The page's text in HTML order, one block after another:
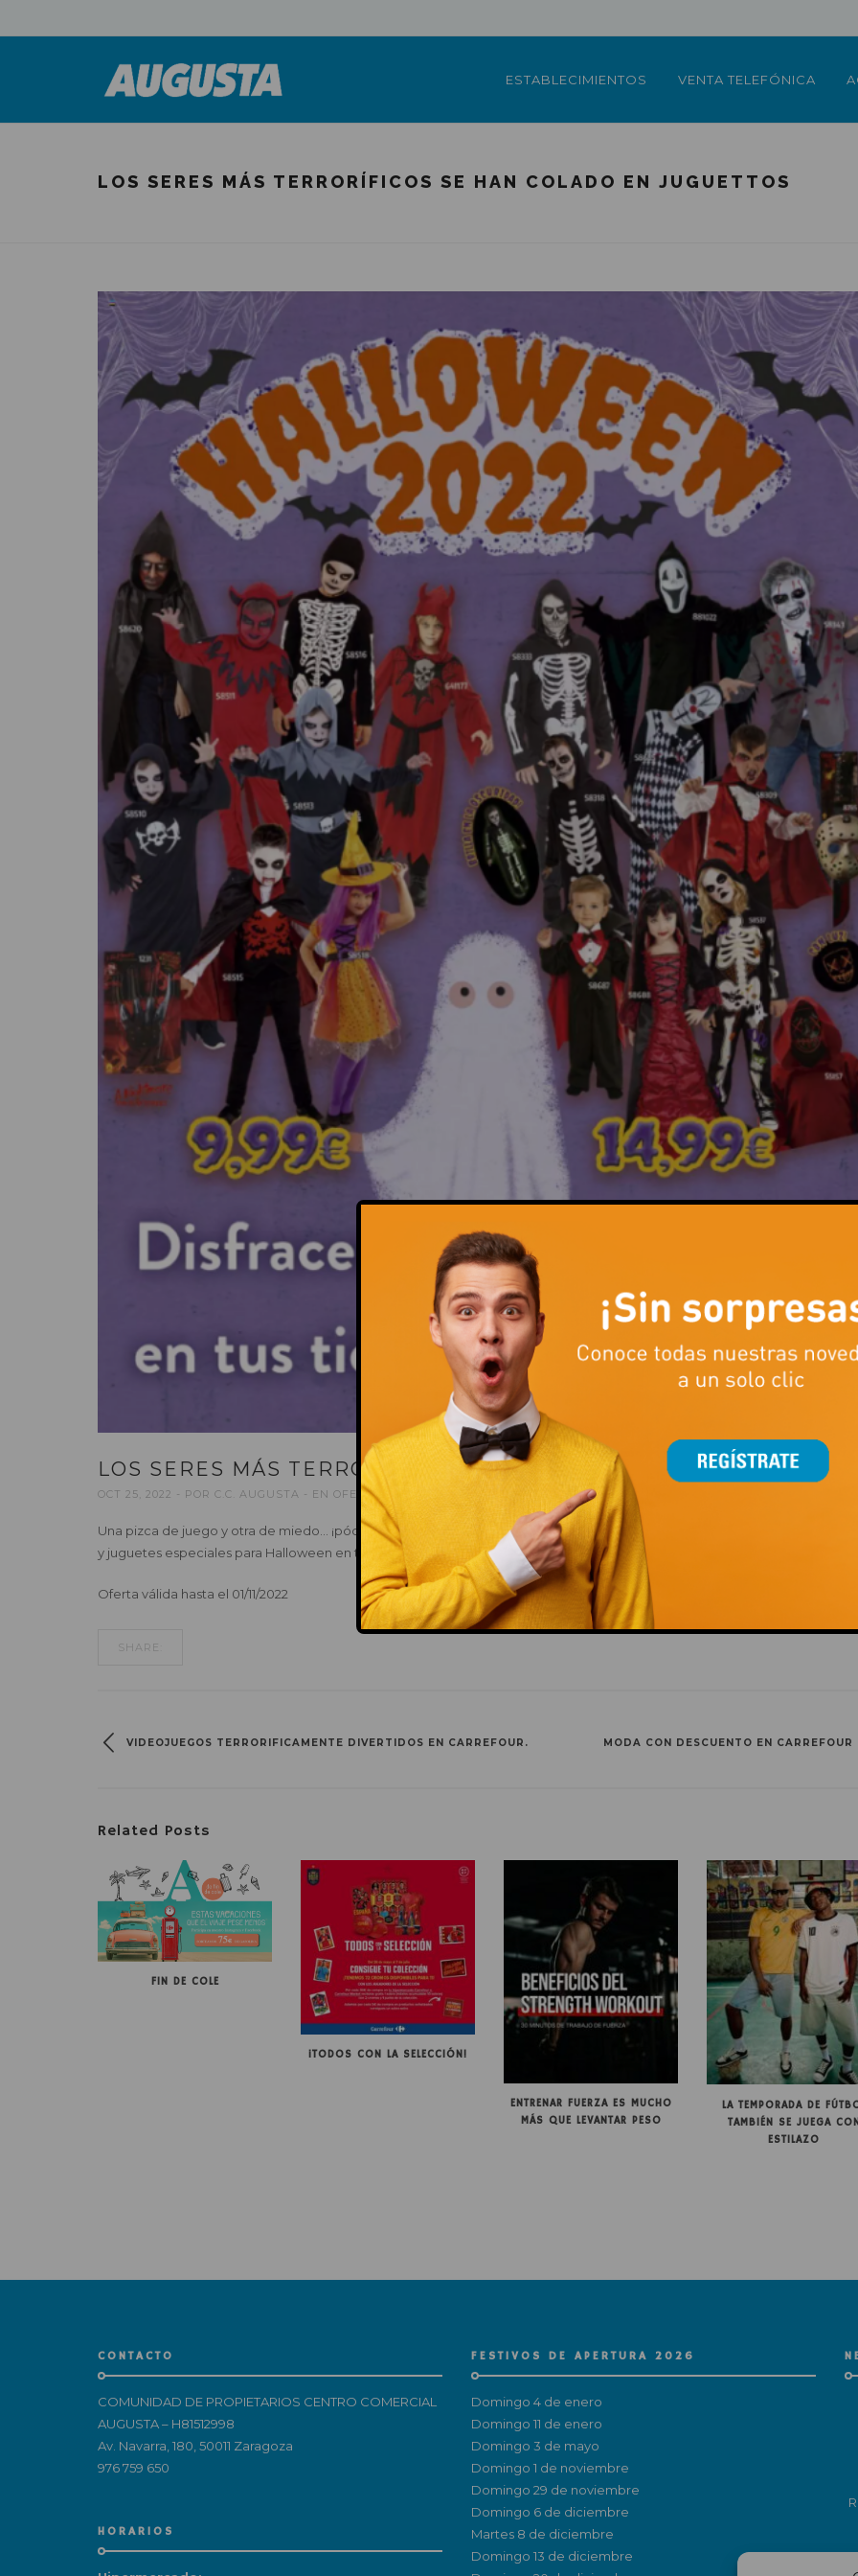
ESTABLECIMIENTOS VENTA TELEFÓNICA
LOS SERES MÁS TERRORÍFICOS SE HAN COLADO EN JUGUETTOS
LOS SERES MÁS TERRORÍFICOS SE HAN COLADO EN JUGUETTOS
OCT 25, 2022 POR C.C. AUGUSTA EN OFERTAS
Una pizca de juego y otra de miedo… ¡pócima lista para la diversión! ¡Descubre nuestra selección de disfraces,
y juguetes especiales para Halloween en tiendas y web!
Oferta válida hasta el 01/11/2022
SHARE:
VIDEOJUEGOS TERRORIFICAMENTE DIVERTIDOS EN CARREFOUR. MODA CON DESCUENTO EN CARREFOUR
Related Posts
FIN DE COLE
¡TODOS CON LA SELECCIÓN!
ENTRENAR FUERZA ES MUCHO
MÁS QUE LEVANTAR PESO
LA TEMPORADA DE
TAMBIÉN SE JUEGA
ESTILAZO
CONTACTO
COMUNIDAD DE PROPIETARIOS CENTRO COMERCIAL
AUGUSTA – H81512998
Av. Navarra, 180, 50011 Zaragoza
976 759 650
HORARIOS
FESTIVOS DE APERTURA 2026
Domingo 4 de enero
Domingo 11 de enero
Domingo 3 de mayo
Domingo 1 de noviembre
Domingo 29 de noviembre
Domingo 6 de diciembre
Martes 8 de diciembre
Domingo 13 de diciembre